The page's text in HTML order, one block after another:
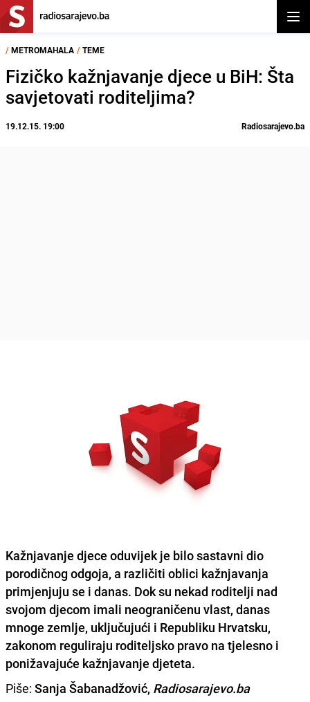
/ METROMAHALA / TEME
Fizičko kažnjavanje djece u BiH: Šta
savjetovati roditeljima?
19.12.15. 19:00 Radiosarajevo.ba
Kažnjavanje djece oduvijek je bilo sastavni dio
porodičnog odgoja, a različiti oblici kažnjavanja
primjenjuju se i danas. Dok su nekad roditelji nad
svojom djecom imali neograničenu vlast, danas
mnoge zemlje, uključujući i Republiku Hrvatsku,
zakonom reguliraju roditeljsko pravo na tjelesno i
ponižavajuće kažnjavanje djeteta.
Piše: Sanja Šabanadžović, Radiosarajevo.ba